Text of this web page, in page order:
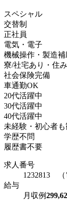
スペシャル
交替制
正社員
電気・電子
機械操作・製造補
寮/社宅あり・住
社会保険完備
車通勤OK
20代活躍中
30代活躍中
40代活躍中
未経験・初心者も
学歴不問
履歴書不要
求人番号
1232813 （
給与
月収例